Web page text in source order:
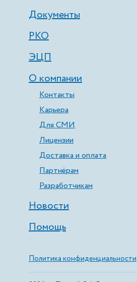
Политика конфиденциальности
ЭЦП
РКО
Документы
Помощь
Новости
Разработчикам
Партнёрам
Доставка и оплата
Лицензии
Для СМИ
Карьера
Контакты
О компании